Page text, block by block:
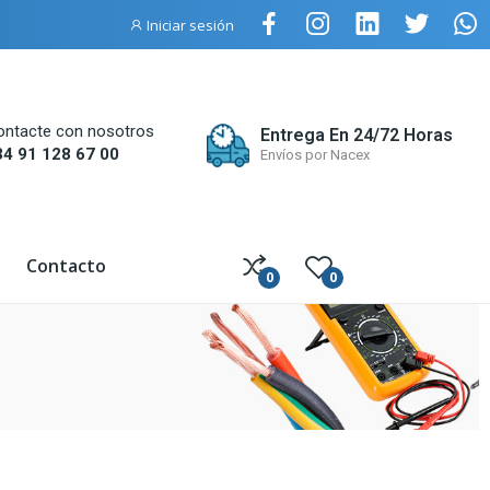
Iniciar sesión
con nosotros
91 128 67 00
Entrega En 24/72 Horas
Envíos por Nacex
Contacto 0 0